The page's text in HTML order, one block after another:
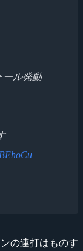
ール発動
の連打はものす